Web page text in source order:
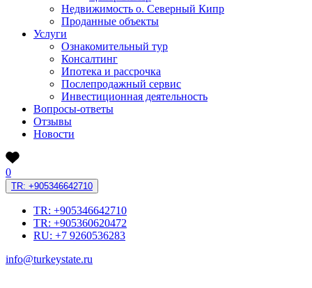
Недвижимость о. Северный Кипр
Проданные объекты
Услуги
Ознакомительный тур
Консалтинг
Ипотека и рассрочка
Послепродажный сервис
Инвестиционная деятельность
Вопросы-ответы
Отзывы
Новости
0
TR: +905346642710
TR: +905346642710
TR: +905360620472
RU: +7 9260536283
info@turkeystate.ru